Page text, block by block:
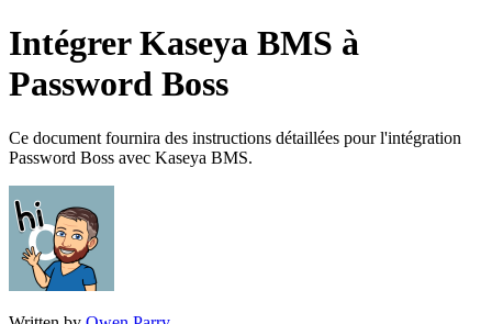
Intégrer Kaseya BMS à
Password Boss
Ce document fournira des instructions détaillées pour l'intégration
Password Boss avec Kaseya BMS.